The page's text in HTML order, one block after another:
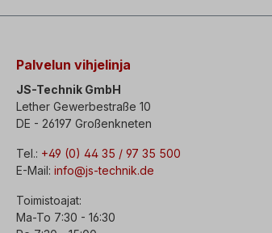
Palvelun vihjelinja
JS-Technik GmbH
Lether Gewerbestraße 10
DE - 26197 Großenkneten
Tel.: +49 (0) 44 35 / 97 35 500
E-Mail: info@js-technik.de
Toimistoajat:
Ma-To 7:30 - 16:30